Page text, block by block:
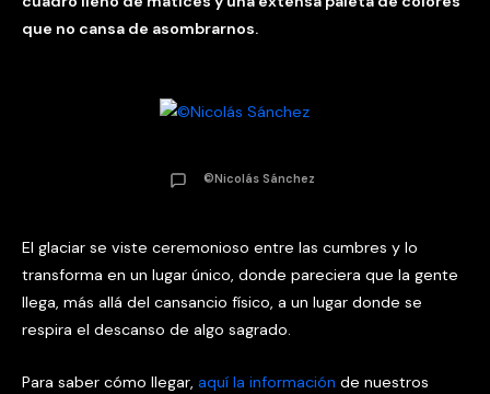
que no cansa de asombrarnos.
©Nicolás Sánchez
El glaciar se viste ceremonioso entre las cumbres y lo
transforma en un lugar único, donde pareciera que la gente
llega, más allá del cansancio físico, a un lugar donde se
respira el descanso de algo sagrado.
Para saber cómo llegar, aquí la información de nuestros